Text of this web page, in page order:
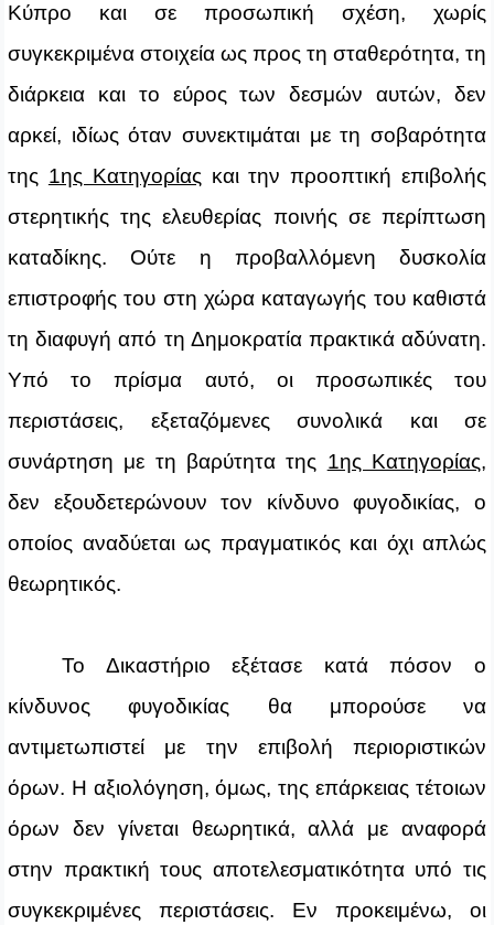
Κύπρο και σε προσωπική σχέση, χωρίς
συγκεκριμένα στοιχεία ως προς τη σταθερότητα, τη
διάρκεια και το εύρος των δεσμών αυτών, δεν
αρκεί, ιδίως όταν συνεκτιμάται με τη σοβαρότητα
της 1ης Κατηγορίας και την προοπτική επιβολής
στερητικής της ελευθερίας ποινής σε περίπτωση
καταδίκης. Ούτε η προβαλλόμενη δυσκολία
επιστροφής του στη χώρα καταγωγής του καθιστά
τη διαφυγή από τη Δημοκρατία πρακτικά αδύνατη.
Υπό το πρίσμα αυτό, οι προσωπικές του
περιστάσεις, εξεταζόμενες συνολικά και σε
συνάρτηση με τη βαρύτητα της 1ης Κατηγορίας,
δεν εξουδετερώνουν τον κίνδυνο φυγοδικίας, ο
οποίος αναδύεται ως πραγματικός και όχι απλώς
θεωρητικός.
Το Δικαστήριο εξέτασε κατά πόσον ο
κίνδυνος φυγοδικίας θα μπορούσε να
αντιμετωπιστεί με την επιβολή περιοριστικών
όρων. Η αξιολόγηση, όμως, της επάρκειας τέτοιων
όρων δεν γίνεται θεωρητικά, αλλά με αναφορά
στην πρακτική τους αποτελεσματικότητα υπό τις
συγκεκριμένες περιστάσεις. Εν προκειμένω, οι